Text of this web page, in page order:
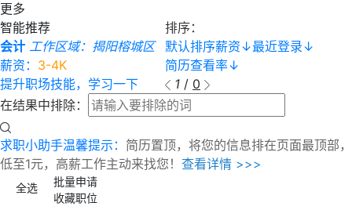
更多
智能推荐
会计 工作区域：揭阳榕城区
薪资： 3-4K
提升职场技能，学习一下
排序：
默认排序薪资↓最近登录↓
简历查看率↓
1 / 0
在结果中排除：
求职小助手温馨提示： 简历置顶，将您的信息排在页面最顶部，
低至1元，高薪工作主动来找您！ 查看详情 >>>
全选
批量申请
收藏职位